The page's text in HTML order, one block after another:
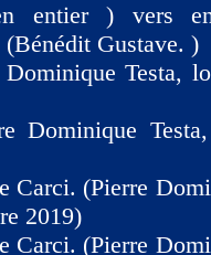
entier ) vers
Gustave. )
Testa,
Dominique
Carci. (Pierre
2019)
Carci. (Pierre